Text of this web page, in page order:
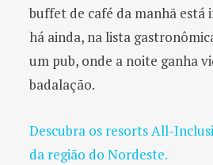
buffet de café da manhã está
há ainda, na lista
um pub, onde a noite ganha
badalação.
Descubra os resorts All-
da região do Nordeste.